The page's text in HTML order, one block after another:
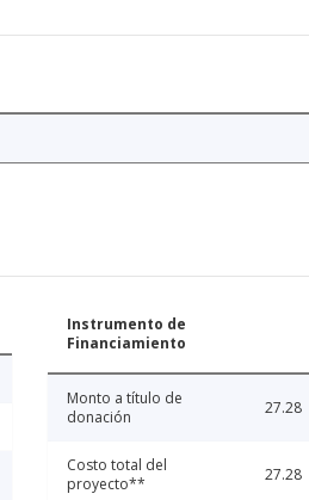
Instrumento de
Financiamiento
Monto a título de
donación
27.28
Costo total del
proyecto**
27.28